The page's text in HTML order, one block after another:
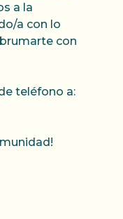
a la
a con lo
con
teléfono a: